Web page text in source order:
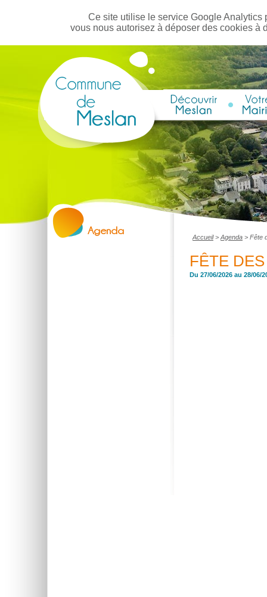
Ce site utilise le service Google
vous nous autorisez à déposer des cookies
Accueil> Agenda > Fête
FÊTE
Du 27/06/2026 au 28/06/